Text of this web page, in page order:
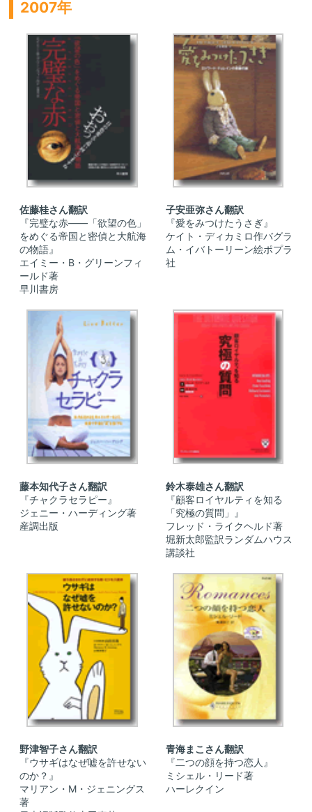
2007年
佐藤桂さん翻訳
『完璧な赤——「欲望の色」
をめぐる帝国と密偵と大航海
の物語』
エイミー・B・グリーンフィ
ールド著
早川書房
子安亜弥さん翻訳
『愛をみつけたうさぎ』
ケイト・ディカミロ作バグラ
ム・イバトーリーン絵ポプラ
社
藤本知代子さん翻訳
『チャクラセラピー』
ジェニー・ハーディング著
産調出版
鈴木泰雄さん翻訳
『顧客ロイヤルティを知る
「究極の質問」』
フレッド・ライクヘルド著
堀新太郎監訳ランダムハウス
講談社
野津智子さん翻訳
『ウサギはなぜ嘘を許せない
のか？』
マリアン・M・ジェニングス
著
青海まこさん翻訳
『二つの顔を持つ恋人』
ミシェル・リード著
ハーレクイン